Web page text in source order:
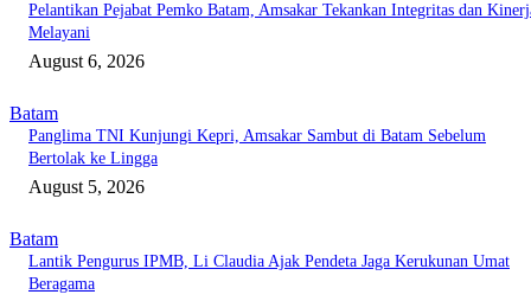
Pelantikan Pejabat Pemko Batam, Amsakar Tekankan Integritas dan
Melayani
August 6, 2026
Batam
Panglima TNI Kunjungi Kepri, Amsakar Sambut di Batam Sebelum
Bertolak ke Lingga
August 5, 2026
Batam
Lantik Pengurus IPMB, Li Claudia Ajak Pendeta Jaga Kerukunan Umat
Beragama